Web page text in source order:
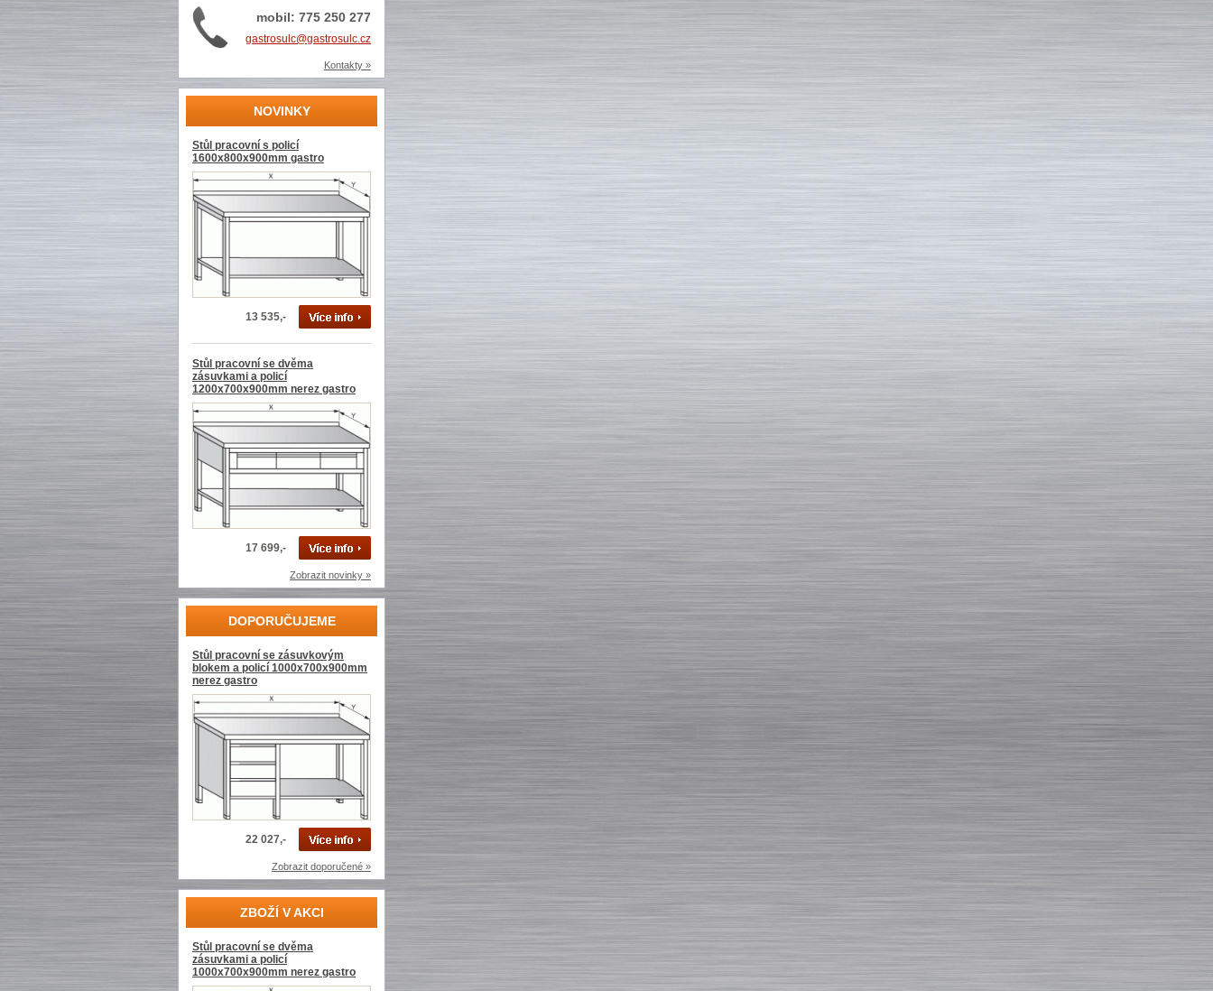
mobil: 775 250 277
gastrosulc@gastrosulc.cz
Kontakty »
NOVINKY
Stůl pracovní s policí
1600x800x900mm gastro
13 535,-
Stůl pracovní se dvěma
zásuvkami a policí
1200x700x900mm nerez gastro
17 699,-
Zobrazit novinky »
DOPORUČUJEME
Stůl pracovní se zásuvkovým
blokem a policí 1000x700x900mm
nerez gastro
22 027,-
Zobrazit doporučené »
ZBOŽÍ V AKCI
Stůl pracovní se dvěma
zásuvkami a policí
1000x700x900mm nerez gastro